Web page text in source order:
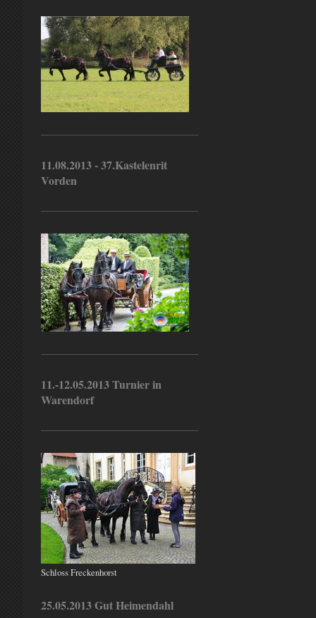
11.08.2013 - 37.Kastelenrit
Vorden
11.-12.05.2013 Turnier in
Warendorf
Schloss Freckenhorst
25.05.2013 Gut Heimendahl